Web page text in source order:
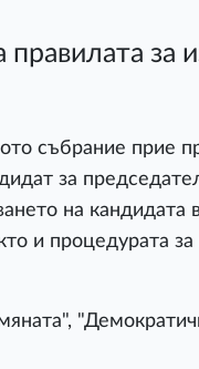
за
събрание прие
за
на кандидата
и процедурата